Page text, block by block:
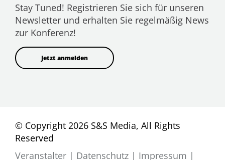
Stay Tuned! Registrieren Sie sich für unseren
Newsletter und erhalten Sie regelmäßig News
zur Konferenz!
Jetzt anmelden
© Copyright 2026 S&S Media, All Rights
Reserved
Veranstalter | Datenschutz | Impressum |